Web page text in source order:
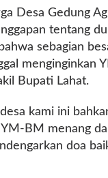
Desa Gedung
tentang
sebagian
menginginkan
Bupati Lahat.
kami ini
BM menang
doa